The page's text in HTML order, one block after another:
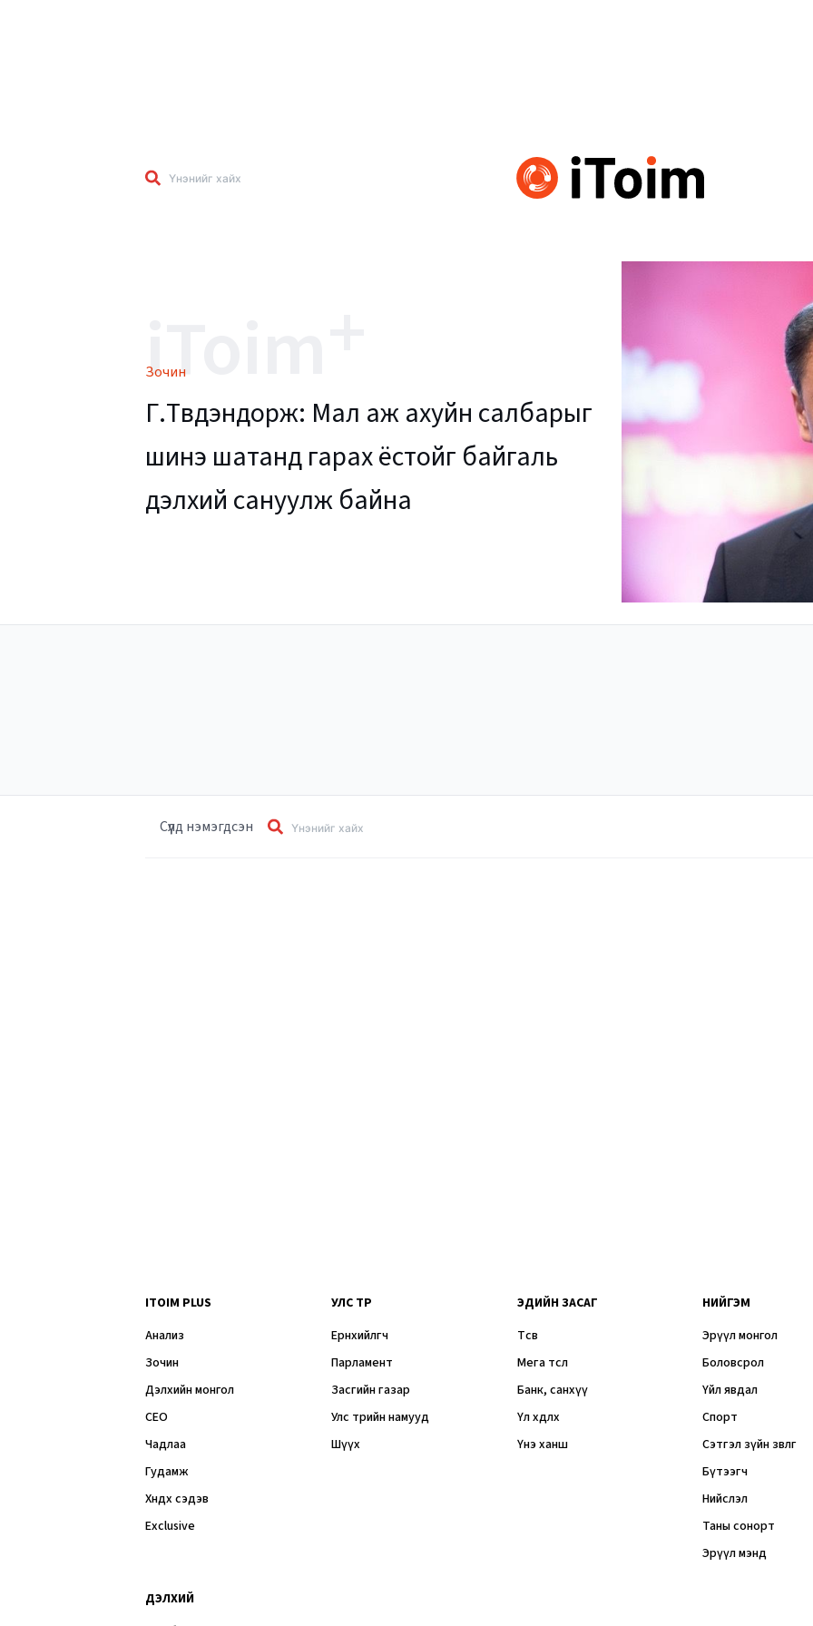
iToim
Зочин
Г.Түвдэндорж: Мал аж ахуйн салбарыг
шинэ шатанд гарах ёстойг байгаль
дэлхий сануулж байна
Сүүлд нэмэгдсэн
ITOIM PLUS
Анализ
Зочин
Дэлхийн монгол
CEO
Чадлаа
Гудамж
Хөндөх сэдэв
Exclusive
УЛС ТӨР
Ерөнхийлөгч
Парламент
Засгийн газар
Улс төрийн намууд
Шүүх
ЭДИЙН ЗАСАГ
Төсөв
Мега төсөл
Банк, санхүү
Үл хөдлөх
Үнэ ханш
НИЙГЭМ
Эрүүл монгол
Боловсрол
Үйл явдал
Спорт
Сэтгэл зүйн зөвлөгөө
Бүтээгч
Нийслэл
Таны сонорт
Эрүүл мэнд
ДЭЛХИЙ